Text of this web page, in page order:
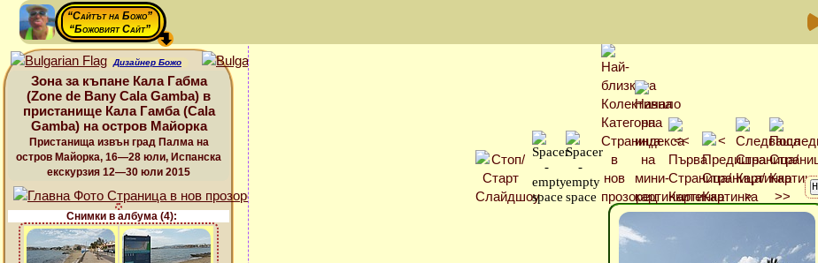
“Сайтът на Божо”
“Божовият Сайт”
Дизайнер Божо
Зона за къпане Кала Габма
(Zone de Bany Cala Gamba) в
пристанище Кала Гамба (Cala
Gamba) на остров Майорка
Пристанища извън град Палма на
остров Майорка, 16—28 юли, Испанска
екскурзия 12—30 юли 2015
Снимки в албума (4):